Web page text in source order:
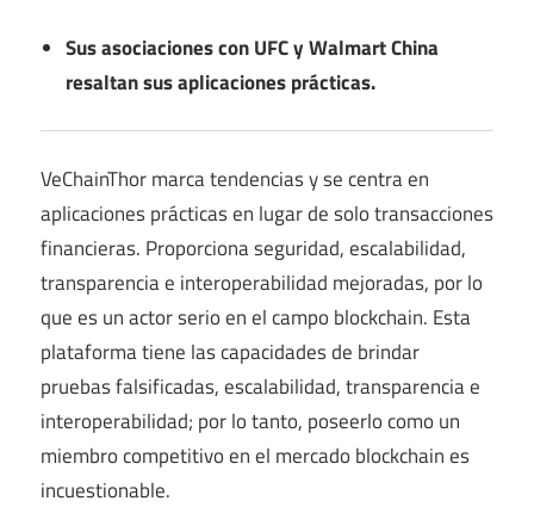
Sus asociaciones con UFC y Walmart China
resaltan sus aplicaciones prácticas.
VeChainThor marca tendencias y se centra en
aplicaciones prácticas en lugar de solo transacciones
financieras. Proporciona seguridad, escalabilidad,
transparencia e interoperabilidad mejoradas, por lo
que es un actor serio en el campo blockchain. Esta
plataforma tiene las capacidades de brindar
pruebas falsificadas, escalabilidad, transparencia e
interoperabilidad; por lo tanto, poseerlo como un
miembro competitivo en el mercado blockchain es
incuestionable.